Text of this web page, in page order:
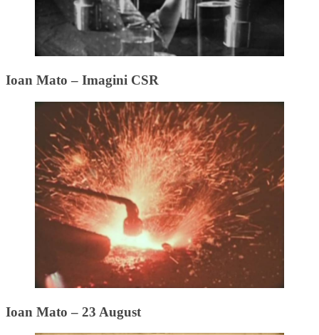
Ioan Mato – Imagini CSR
Ioan Mato – 23 August